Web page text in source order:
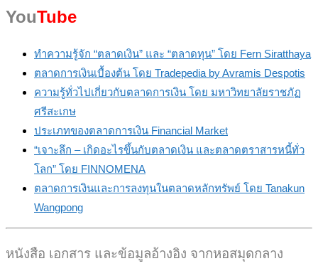
YouTube
ทำความรู้จัก “ตลาดเงิน” และ “ตลาดทุน” โดย Fern Siratthaya
ตลาดการเงินเบื้องต้น โดย Tradepedia by Avramis Despotis
ความรู้ทั่วไปเกี่ยวกับตลาดการเงิน โดย มหาวิทยาลัยราชภัฏ
ศรีสะเกษ
ประเภทของตลาดการเงิน Financial Market
“เจาะลึก – เกิดอะไรขึ้นกับตลาดเงิน และตลาดตราสารหนี้ทั่ว
โลก” โดย FINNOMENA
ตลาดการเงินและการลงทุนในตลาดหลักทรัพย์ โดย Tanakun
Wangpong
หนังสือ เอกสาร และข้อมูลอ้างอิง จากหอสมุดกลาง